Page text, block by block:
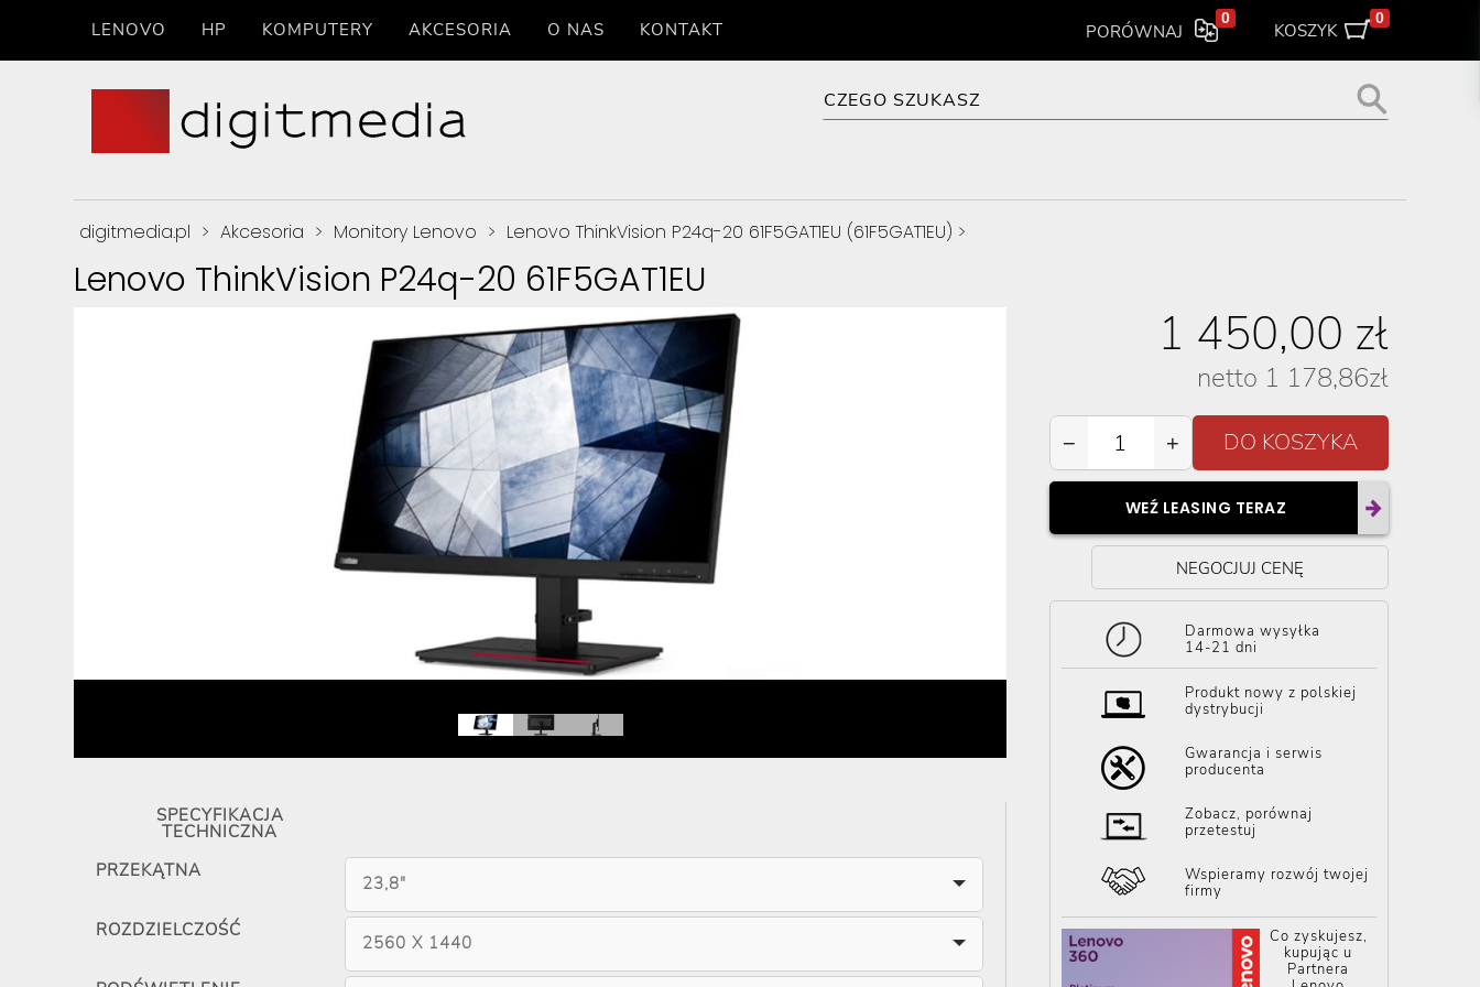
LENOVO HP KOMPUTERY AKCESORIA O NAS KONTAKT PORÓWNAJ
0
KOSZYK
0
digitmedia.pl > Akcesoria > Monitory Lenovo > Lenovo ThinkVision P24q-20 61F5GAT1EU (61F5GAT1EU) >
Lenovo ThinkVision P24q-20 61F5GAT1EU
1 450,00 zł
netto 1 178,86zł
− +
WEŹ LEASING TERAZ
NEGOCJUJ CENĘ
Darmowa wysyłka
14-21 dni
Produkt nowy z polskiej
dystrybucji
Gwarancja i serwis
producenta
Zobacz, porównaj
przetestuj
Wspieramy rozwój twojej
firmy
Co zyskujesz,
kupując u
Partnera
SPECYFIKACJA
TECHNICZNA
PRZEKĄTNA
23,8"
ROZDZIELCZOŚĆ
2560 X 1440